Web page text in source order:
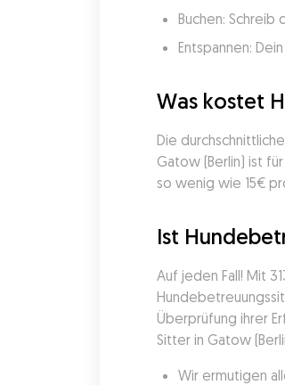
Buchen:
Entspannen:
Was kostet
Die
Gatow (Berlin) ist
so wenig wie 15€
Ist
Auf jeden Fall! Mit
Überprüfung ihrer
Sitter in Gatow
Wir ermutigen